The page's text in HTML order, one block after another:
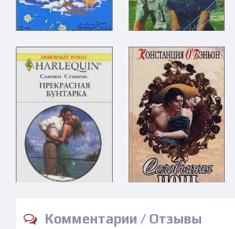
Комментарии / Отзывы